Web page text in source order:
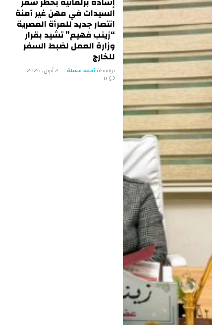
السيدات في مهن غير آمنة
انتصار جديد للمرأة المصرية
“زينب فهيم” تشيد بقرار
وزارة العمل لضبط السفر
للخارج
بواسطة أحمد عسلة
2 أبريل، 2026
0